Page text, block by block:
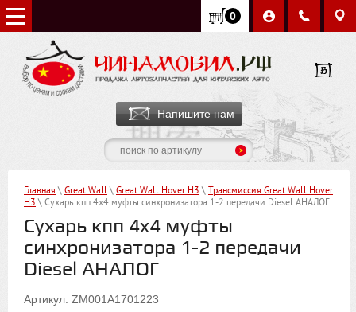
0
Напишите нам
Главная \ Great Wall \ Great Wall Hover H3 \ Трансмиссия Great Wall Hover
H3 \ Сухарь кпп 4x4 муфты синхронизатора 1-2 передачи Diesel АНАЛОГ
Сухарь кпп 4x4 муфты
синхронизатора 1-2 передачи
Diesel АНАЛОГ
Артикул: ZM001A1701223